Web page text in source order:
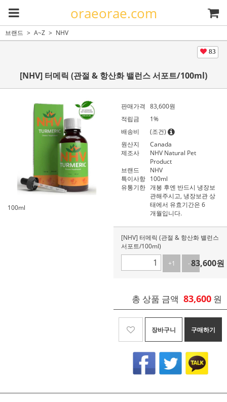
oraeorae.com
브랜드 A~Z NHV
83
[NHV] 터메릭 (관절 & 항산화 밸런스 서포트/100ml)
100ml
판매가격 83,600원
적립금
1%
배송비
(조건)
원산지
Canada
제조사
NHV Natural Pet
Product
브랜드
NHV
특이사항 100ml
유통기한 개봉 후엔 반드시 냉장보
관해주시고, 냉장보관 상
태에서 유효기간은 6
개월입니다.
[NHV] 터메릭 (관절 & 항산화 밸런스
서포트/100ml)
+1
-183,600원
총 상품 금액 83,600 원
장바구니 구매하기